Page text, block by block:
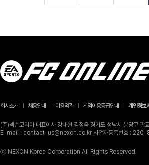
회사소개 채용안내 이용약관 게임이용등급안내 개인정보
(주)넥슨코리아 대표이사 강대현·김정욱 경기도 성남시 분
E-mail : contact-us@nexon.co.kr 사업자등록번호 : 220-
ⓒ NEXON Korea Corporation All Rights Reserved.